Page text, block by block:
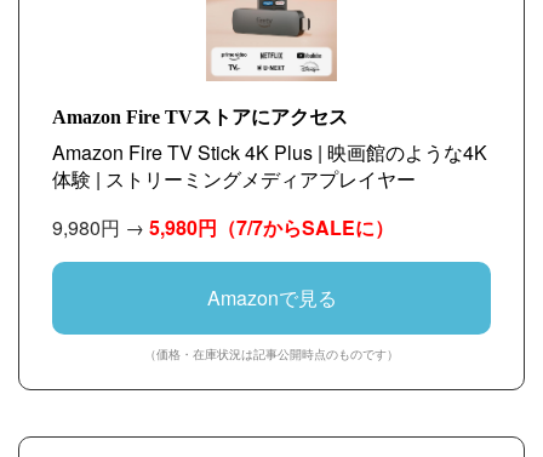
Amazon Fire TVストアにアクセス
Amazon Fire TV Stick 4K Plus | 映画館のような4K
体験 | ストリーミングメディアプレイヤー
9,980円 → 5,980円（7/7からSALEに）
Amazonで見る
（価格・在庫状況は記事公開時点のものです）